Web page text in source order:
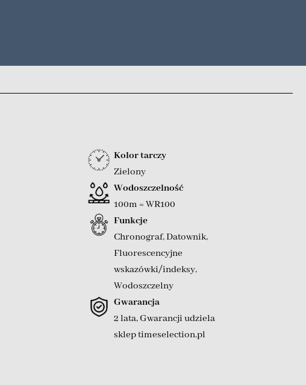
Kolor tarczy
Zielony
Wodoszczelność
100m = WR100
Funkcje
Chronograf,Datownik,
Fluorescencyjne
wskazówki/indeksy,
Wodoszczelny
Gwarancja
2 lata, Gwarancji udziela
sklep timeselection.pl